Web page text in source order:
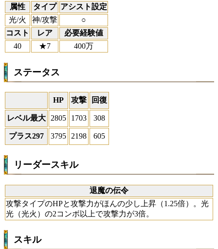
属性 タイプ アシスト設定
光/火
神/攻撃
○
コスト
レア
必要経験値
40
★7 400万
ステータス
HP 攻撃 回復
レベル最大 2805 1703 308
プラス297 3795 2198 605
リーダースキル
退魔の伝令
攻撃タイプのHPと攻撃力がほんの少し上昇（1.25倍）。光
光（光火）の2コンボ以上で攻撃力が3倍。
スキル